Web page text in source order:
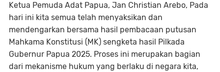
Ketua Pemuda Adat Papua, Jan Christian Arebo, Pada
hari ini kita semua telah menyaksikan dan
mendengarkan bersama hasil pembacaan putusan
Mahkama Konstitusi (MK) sengketa hasil Pilkada
Gubernur Papua 2025. Proses ini merupakan bagian
dari mekanisme hukum yang berlaku di negara kita,